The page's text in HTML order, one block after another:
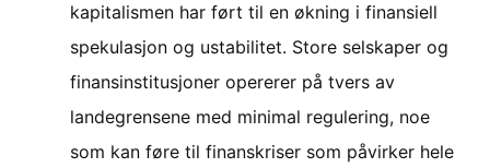
kapitalismen har ført til en økning i finansiell
spekulasjon og ustabilitet. Store selskaper og
finansinstitusjoner opererer på tvers av
landegrensene med minimal regulering, noe
som kan føre til finanskriser som påvirker hele